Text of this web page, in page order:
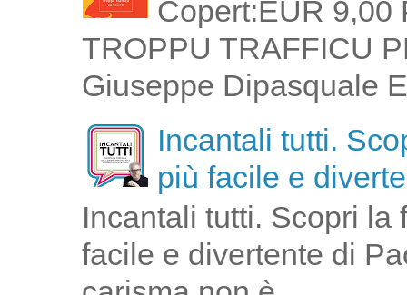
Copert:EUR 9,00
TROPPU TRAFFICU
Giuseppe Dipasquale
Incantali tutti.
più facile e
Incantali tutti. Scopri
facile e divertente di